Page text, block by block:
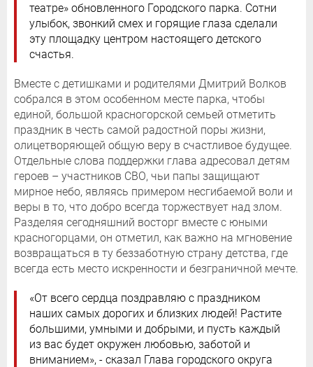
театре» обновленного Городского парка. Сотни
улыбок, звонкий смех и горящие глаза сделали
эту площадку центром настоящего детского
счастья.
Вместе с детишками и родителями Дмитрий Волков
собрался в этом особенном месте парка, чтобы
единой, большой красногорской семьей отметить
праздник в честь самой радостной поры жизни,
олицетворяющей общую веру в счастливое будущее.
Отдельные слова поддержки глава адресовал детям
героев – участников СВО, чьи папы защищают
мирное небо, являясь примером несгибаемой воли и
веры в то, что добро всегда торжествует над злом.
Разделяя сегодняшний восторг вместе с юными
красногорцами, он отметил, как важно на мгновение
возвращаться в ту беззаботную страну детства, где
всегда есть место искренности и безграничной мечте.
«От всего сердца поздравляю с праздником
наших самых дорогих и близких людей! Растите
большими, умными и добрыми, и пусть каждый
из вас будет окружен любовью, заботой и
вниманием», - сказал Глава городского округа